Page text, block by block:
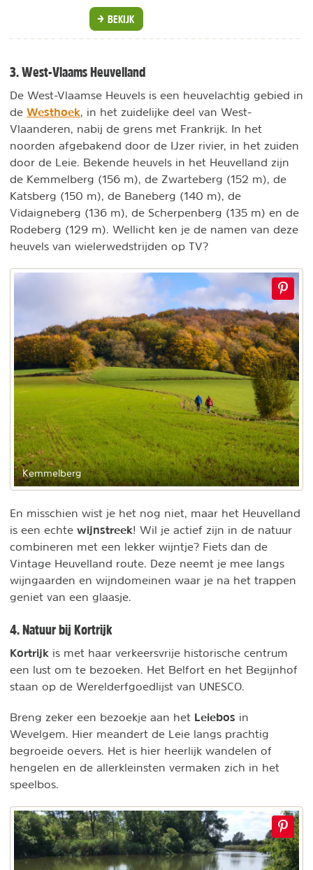
BEKIJK
3. West-Vlaams Heuvelland
De West-Vlaamse Heuvels is een heuvelachtig gebied in
de Westhoek , in het zuidelijke deel van West-
Vlaanderen, nabij de grens met Frankrijk. In het
noorden afgebakend door de IJzer rivier, in het zuiden
door de Leie. Bekende heuvels in het Heuvelland zijn
de Kemmelberg (156 m), de Zwarteberg (152 m), de
Katsberg (150 m), de Baneberg (140 m), de
Vidaigneberg (136 m), de Scherpenberg (135 m) en de
Rodeberg (129 m). Wellicht ken je de namen van deze
heuvels van wielerwedstrijden op TV?
Kemmelberg
En misschien wist je het nog niet, maar het Heuvelland
is een echte wijnstreek! Wil je actief zijn in de natuur
combineren met een lekker wijntje? Fiets dan de
Vintage Heuvelland route. Deze neemt je mee langs
wijngaarden en wijndomeinen waar je na het trappen
geniet van een glaasje.
4. Natuur bij Kortrijk
Kortrijk is met haar verkeersvrije historische centrum
een lust om te bezoeken. Het Belfort en het Begijnhof
staan op de Werelderfgoedlijst van UNESCO.
Breng zeker een bezoekje aan het Leiebos in
Wevelgem. Hier meandert de Leie langs prachtig
begroeide oevers. Het is hier heerlijk wandelen of
hengelen en de allerkleinsten vermaken zich in het
speelbos.